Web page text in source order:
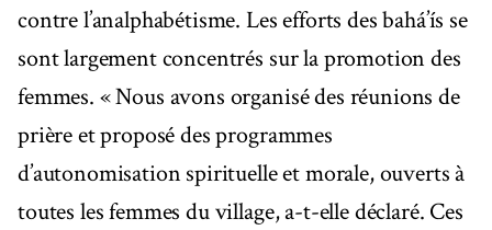
contre l’analphabétisme. Les efforts des bahá’ís se
sont largement concentrés sur la promotion des
femmes. « Nous avons organisé des réunions de
prière et proposé des programmes
d’autonomisation spirituelle et morale, ouverts à
toutes les femmes du village, a-t-elle déclaré. Ces